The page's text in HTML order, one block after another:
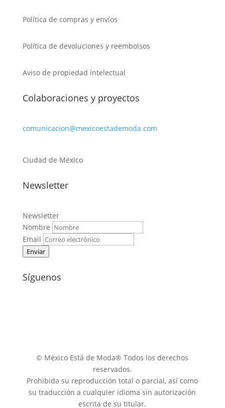
Política de compras y envíos
Política de devoluciones y reembolsos
Aviso de propiedad intelectual
Colaboraciones y proyectos
comunicacion@mexicoestademoda.com
Ciudad de México
Newsletter
Newsletter
Nombre
Email
Enviar
Síguenos
© México Está de Moda® Todos los derechos
reservados.
Prohibida su reproducción total o parcial, así como
su traducción a cualquier idioma sin autorización
escrita de su titular.